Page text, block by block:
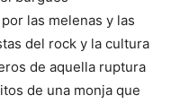
las melenas y las
del rock y la cultura
de aquella ruptura
de una monja que